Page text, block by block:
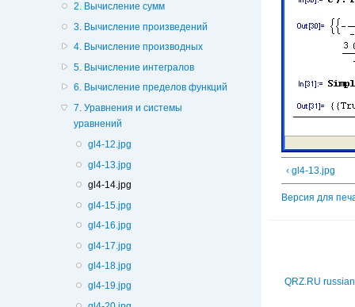
2. Вычисление сумм
3. Вычисление произведений
4. Вычисление производных
5. Вычисление интегралов
6. Вычисление пределов функций
7. Уравнения и системы
уравнений
gl4-12.jpg
gl4-13.jpg
gl4-14.jpg
gl4-15.jpg
gl4-16.jpg
gl4-17.jpg
gl4-18.jpg
gl4-19.jpg
‹ gl4-13.jpg
Версия для
QRZ.RU